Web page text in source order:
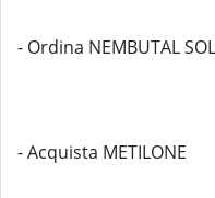
- Ordina NEMBUTAL
- Acquista METILONE